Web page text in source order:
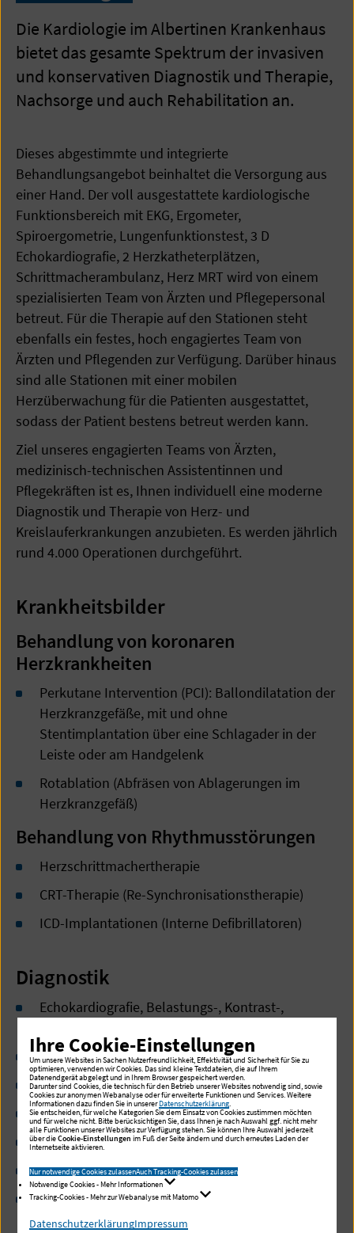
Die Kardiologie im Albertinen Krankenhaus
bietet das gesamte Spektrum der invasiven
und konservativen Diagnostik und Therapie,
Nachsorge und auch Rehabilitation an.
Dieses abgestimmte und integrierte
Behandlungsangebot beinhaltet die Versorgung aus
einer Hand. Der voll ausgestattete kardiologische
Funktionsbereich mit EKG, Ergometer,
Spiroergometrie, Lungenfunktionstest, 3 D
Echokardiografie, 2 Herzkatheterplätzen,
Schrittmacherambulanz, Herz MRT wird von einem
spezialisierten Team von Ärzten und Pflegepersonal
betreut. Für die Therapie auf den Stationen steht
ebenfalls ein festes, hoch engagiertes Team von
Ärzten und Pflegenden zur Verfügung. Darüber hinaus
sind alle Stationen mit einer mobilen
Herzüberwachung für die Patienten ausgestattet,
sodass der Patient bestens betreut werden kann.
Ziel unseres engagierten Teams von Ärzten,
medizinisch-technischen Assistentinnen und
Pflegekräften ist es, Ihnen individuell eine moderne
Diagnostik und Therapie von Herz- und
Kreislauferkrankungen anzubieten. Es werden jährlich
rund 4.000 Operationen durchgeführt.
Krankheitsbilder
Behandlung von koronaren
Herzkrankheiten
Perkutane Intervention (PCI): Ballondilatation der
Herzkranzgefäße, mit und ohne
Stentimplantation über eine Schlagader in der
Leiste oder am Handgelenk
Rotablation (Abfräsen von Ablagerungen im
Herzkranzgefäß)
Behandlung von Rhythmusstörungen
Herzschrittmachertherapie
CRT-Therapie (Re-Synchronisationstherapie)
ICD-Implantationen (Interne Defibrillatoren)
Diagnostik
Echokardiografie, Belastungs-, Kontrast-,
3-D Echokardiografie
Ultraschall-Doppler
Magnetresonanztomografie (MRT)
Koronarangiografie
Elektrophysiologische Untersuchung (EPU)
Defibrillatorenkontrolle (ICD, SM, CRT)
Ihre Cookie-Einstellungen
Um unsere Websites in Sachen Nutzerfreundlichkeit, Effektivität und Sicherheit für Sie zu
optimieren, verwenden wir Cookies. Das sind kleine Textdateien, die auf Ihrem
Datenendgerät abgelegt und in Ihrem Browser gespeichert werden.
Darunter sind Cookies, die technisch für den Betrieb unserer Websites notwendig sind, sowie
Cookies zur anonymen Webanalyse oder für erweiterte Funktionen und Services. Weitere
Informationen dazu finden Sie in unsererDatenschutzerklärung
Sie entscheiden, für welche Kategorien Sie dem Einsatz von Cookies zustimmen möchten
und für welche nicht. Bitte berücksichtigen Sie, dass Ihnen je nach Auswahl ggf. nicht mehr
alle Funktionen unserer Websites zur Verfügung stehen. Sie können Ihre Auswahl jederzeit
über dieCookie-Einstellungen im Fuß der Seite ändern und durch erneutes Laden der
Internetseite aktivieren.
Nur notwendige Cookies zulassenAuch Tracking-Cookies zulassen
Notwendige Cookies - Mehr Informationen
Tracking-Cookies - Mehr zur Webanalyse mit Matomo
DatenschutzerklärungImpressum